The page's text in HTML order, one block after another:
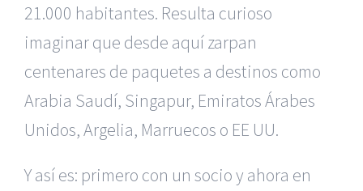
21.000 habitantes. Resulta curioso
imaginar que desde aquí zarpan
centenares de paquetes a destinos como
Arabia Saudí, Singapur, Emiratos Árabes
Unidos, Argelia, Marruecos o EE UU.
Y así es: primero con un socio y ahora en